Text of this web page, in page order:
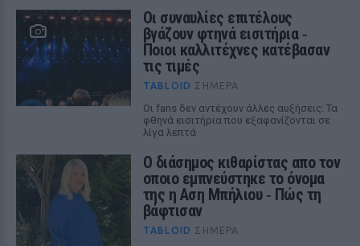
Οι συναυλίες επιτέλους
βγάζουν φτηνά εισιτήρια ‑
Ποιοι καλλιτέχνες κατέβασαν
τις τιμές
TABLOID ΣΉΜΕΡΑ
Οι fans δεν αντέχουν άλλες αυξήσεις: Τα
φθηνά εισιτήρια που εξαφανίζονται σε
λίγα λεπτά
Ο διάσημος κιθαρίστας απο τον
οποιο εμπνεύστηκε το όνομα
της η Αση Μπήλιου ‑ Πώς τη
βάφτισαν
TABLOID ΣΉΜΕΡΑ